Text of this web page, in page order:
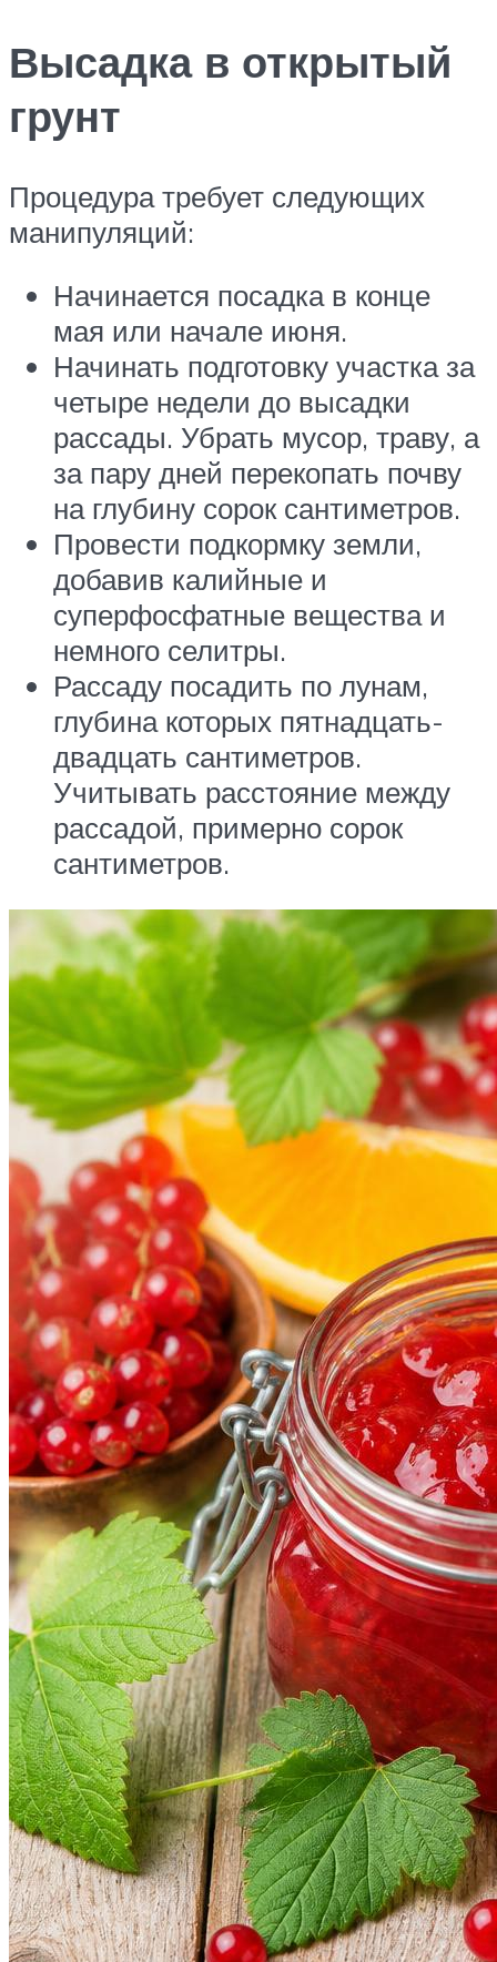
Высадка в открытый
грунт
Процедура требует следующих
манипуляций:
Начинается посадка в конце
мая или начале июня.
Начинать подготовку участка за
четыре недели до высадки
рассады. Убрать мусор, траву, а
за пару дней перекопать почву
на глубину сорок сантиметров.
Провести подкормку земли,
добавив калийные и
суперфосфатные вещества и
немного селитры.
Рассаду посадить по лунам,
глубина которых пятнадцать-
двадцать сантиметров.
Учитывать расстояние между
рассадой, примерно сорок
сантиметров.